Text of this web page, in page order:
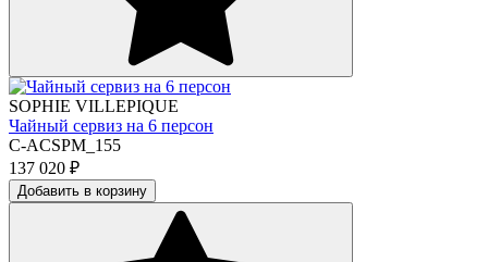
SOPHIE VILLEPIQUE
Чайный сервиз на 6 персон
C-ACSPM_155
137 020 ₽
Добавить в корзину